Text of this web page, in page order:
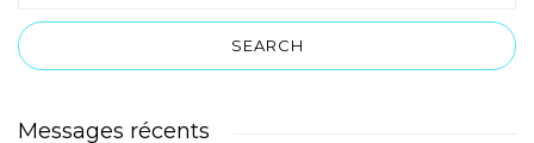
Messages récents